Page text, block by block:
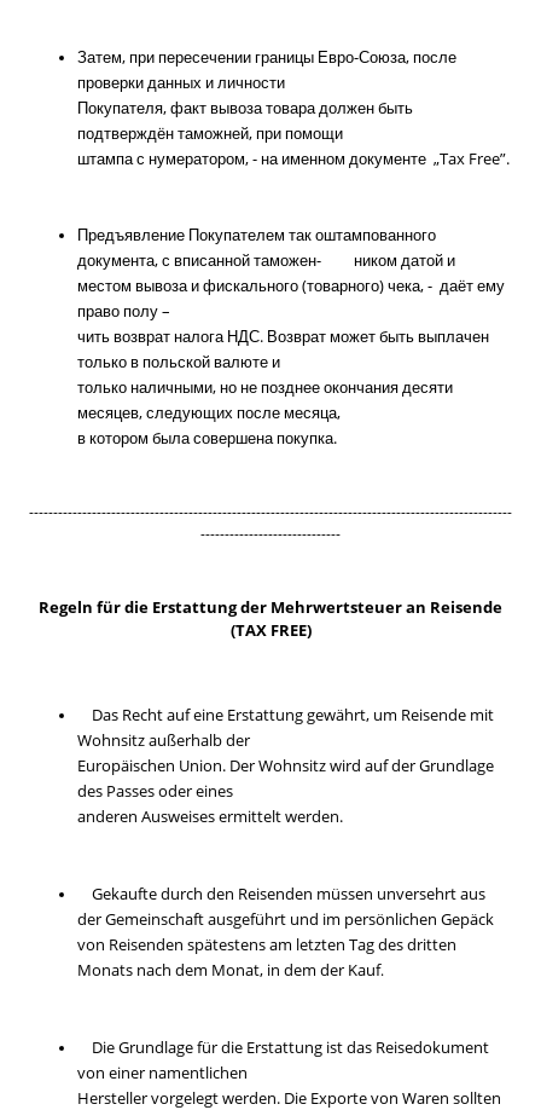
Затем, при пересечении границы Евро-Союза, после
проверки данных и личности
Покупателя, факт вывоза товара должен быть
подтверждён таможней, при помощи
штампа с нумератором, - на именном документе „Tax Free”.
Предъявление Покупателем так оштампованного
документа, с вписанной таможен- ником датой и
местом вывоза и фискального (товарного) чека, - даёт ему
право полу –
чить возврат налога НДС. Возврат может быть выплачен
только в польской валюте и
только наличными, но не позднее окончания десяти
месяцев, следующих после месяца,
в котором была совершена покупка.
----------------------------------------------------------------------------------------------------
-----------------------------
Regeln für die Erstattung der Mehrwertsteuer an Reisende
(TAX FREE)
Das Recht auf eine Erstattung gewährt, um Reisende mit
Wohnsitz außerhalb der
Europäischen Union. Der Wohnsitz wird auf der Grundlage
des Passes oder eines
anderen Ausweises ermittelt werden.
Gekaufte durch den Reisenden müssen unversehrt aus
der Gemeinschaft ausgeführt und im persönlichen Gepäck
von Reisenden spätestens am letzten Tag des dritten
Monats nach dem Monat, in dem der Kauf.
Die Grundlage für die Erstattung ist das Reisedokument
von einer namentlichen
Hersteller vorgelegt werden. Die Exporte von Waren sollten